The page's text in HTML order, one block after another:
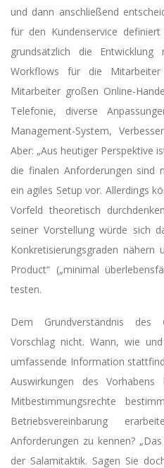
und dann anschließend
für den Kundenservice
grundsätzlich die Entwicklung
Workflows für die
Mitarbeiter großen Online-
Telefonie, diverse
Management-System,
Aber: „Aus heutiger Perspektive
die finalen Anforderungen sind
ein agiles Setup vor. Allerdings
Vorfeld theoretisch
seiner Vorstellung würde sich
Konkretisierungsgraden nähern
Product“ („minimal
testen.
Dem Grundverständnis des
Vorschlag nicht. Wann, wie
umfassende Information
Auswirkungen des Vorhabens
Mitbestimmungsrechte
Betriebsvereinbarung
Anforderungen zu kennen?
der Salamitaktik. Sagen Sie